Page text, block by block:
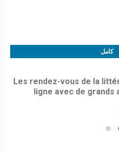
كامل
Les rendez-vous de la
ligne avec de grands